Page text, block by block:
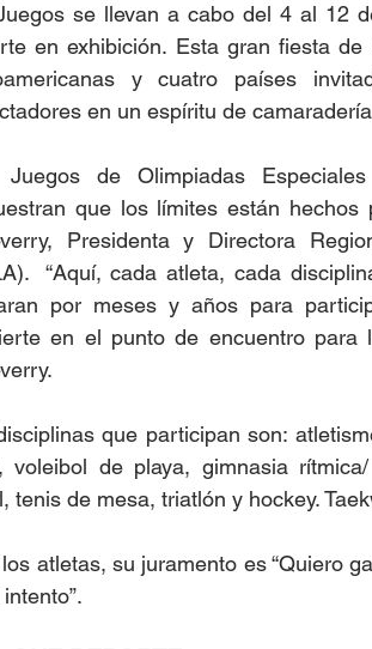
se llevan a cabo del 4 al 12
en exhibición. Esta gran fiesta
y cuatro países
en un espíritu de
Juegos de Olimpiadas
que los límites están hechos
Presidenta y Directora
“Aquí, cada atleta, cada
por meses y años para
en el punto de encuentro para
que participan son:
voleibol de playa, gimnasia
tenis de mesa, triatlón y hockey.
atletas, su juramento es “Quiero